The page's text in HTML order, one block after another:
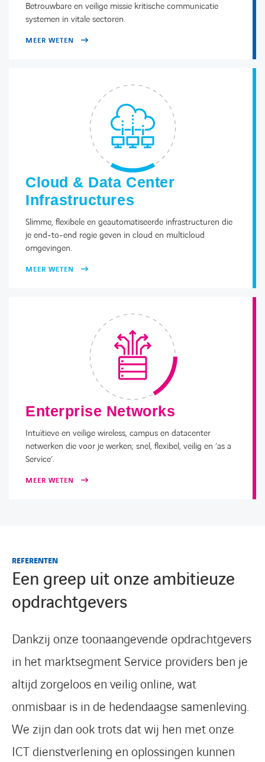
Betrouwbare en veilige missie kritische communicatie
systemen in vitale sectoren.
MEER WETEN
Cloud & Data Center
Infrastructures
Slimme, flexibele en geautomatiseerde infrastructuren die
je end-to-end regie geven in cloud en multicloud
omgevingen.
MEER WETEN
Enterprise Networks
Intuïtieve en veilige wireless, campus en datacenter
netwerken die voor je werken; snel, flexibel, veilig en ‘as a
Service’.
MEER WETEN
REFERENTEN
Een greep uit onze ambitieuze
opdrachtgevers
Dankzij onze toonaangevende opdrachtgevers
in het marktsegment Service providers ben je
altijd zorgeloos en veilig online, wat
onmisbaar is in de hedendaagse samenleving.
We zijn dan ook trots dat wij hen met onze
ICT dienstverlening en oplossingen kunnen